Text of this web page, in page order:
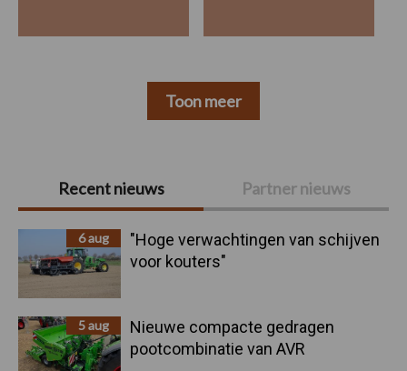
Primaire
Sidebar
Recent nieuws Partner nieuws
6 aug
"Hoge verwachtingen van schijven
voor kouters"
5 aug
Nieuwe compacte gedragen
pootcombinatie van AVR
Toon meer